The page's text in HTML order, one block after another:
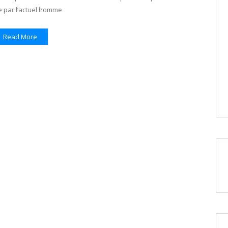
par l’actuel homme
Read More